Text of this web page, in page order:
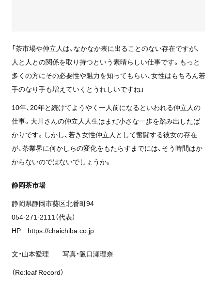
「茶市場や仲立人は、なかなか表に出ることのない存在ですが、
人と人との関係を取り持つという素晴らしい仕事です。もっと
多くの方にその必要性や魅力を知ってもらい、女性はもちろん若
手のなり手も増えていくとうれしいですね」
10年、20年と続けてようやく一人前になるといわれる仲立人の
仕事。大川さんの仲立人人生はまだ小さな一歩を踏み出したば
かりです。しかし、若き女性仲立人として奮闘する彼女の存在
が、茶業界に何かしらの変化をもたらすまでには、そう時間はか
からないのではないでしょうか。
静岡茶市場
静岡県静岡市葵区北番町94
054-271-2111（代表）
HP https://chaichiba.co.jp
文・山本愛理 写真・阪口瀬理奈
（Re:leaf Record）